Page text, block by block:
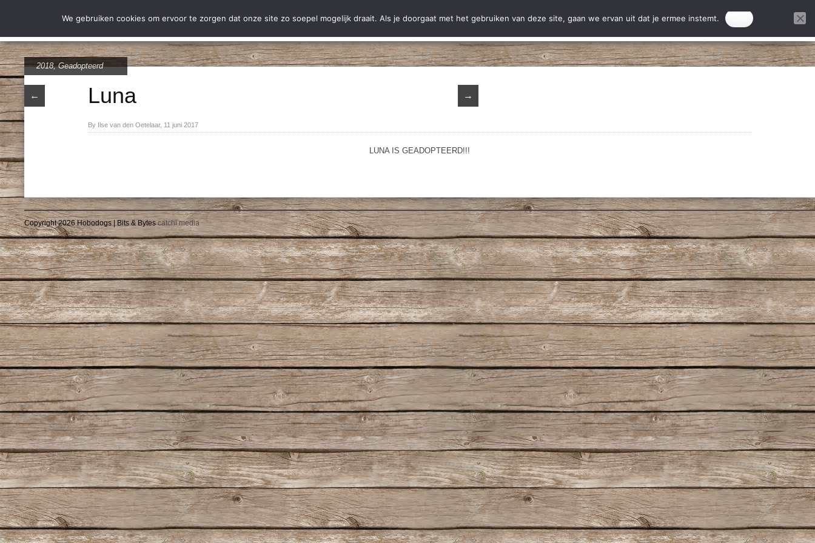
Wie zijn wij Over Stichting Hobodogs Ter adoptie Adoptie Nieuws Informatie Contact Donatie projecten DONEREN
← →
2018,Geadopteerd
Luna
By Ilse van den Oetelaar, 11 juni 2017
LUNA IS GEADOPTEERD!!!
Copyright 2026 Hobodogs | Bits & Bytescatchi media
We gebruiken cookies om ervoor te zorgen dat onze site zo soepel mogelijk draait. Als je doorgaat met het gebruiken van deze site, gaan we ervan uit dat je ermee instemt.